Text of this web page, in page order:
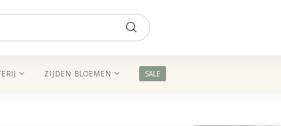
ZIJDEN BLOEMEN SALE